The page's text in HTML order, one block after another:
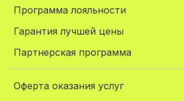
Программа лояльности
Гарантия лучшей цены
Партнерская программа
Оферта оказания услуг